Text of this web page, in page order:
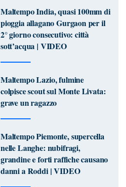
Maltempo India, quasi 100mm di
pioggia allagano Gurgaon per il
2° giorno consecutivo: città
sott’acqua | VIDEO
Maltempo Lazio, fulmine
colpisce scout sul Monte Livata:
grave un ragazzo
Maltempo Piemonte, supercella
nelle Langhe: nubifragi,
grandine e forti raffiche causano
danni a Roddi | VIDEO